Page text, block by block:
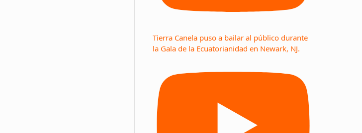
Tierra Canela puso a bailar al público durante
la Gala de la Ecuatorianidad en Newark, NJ.